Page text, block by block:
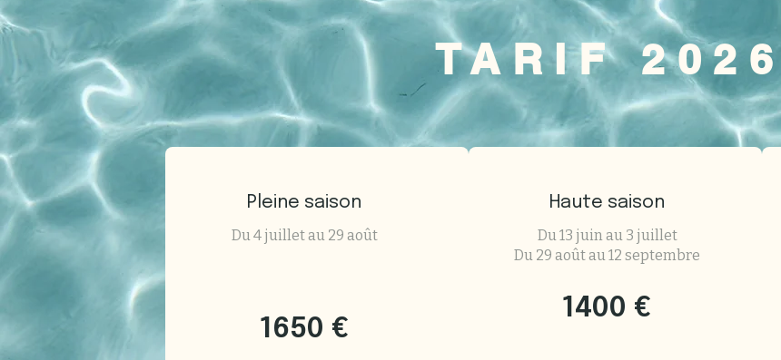
TARIF 2026
Pleine saison
Du 4 juillet au 29 août
1650 €
Haute saison
Du 13 juin au 3 juillet
Du 29 août au 12 septembre
1400 €